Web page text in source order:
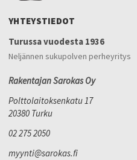
YHTEYSTIEDOT
Turussa vuodesta 1936
Neljännen sukupolven perheyritys
Rakentajan Sarokas Oy
Polttolaitoksenkatu 17
20380 Turku
02 275 2050
myynti@sarokas.fi